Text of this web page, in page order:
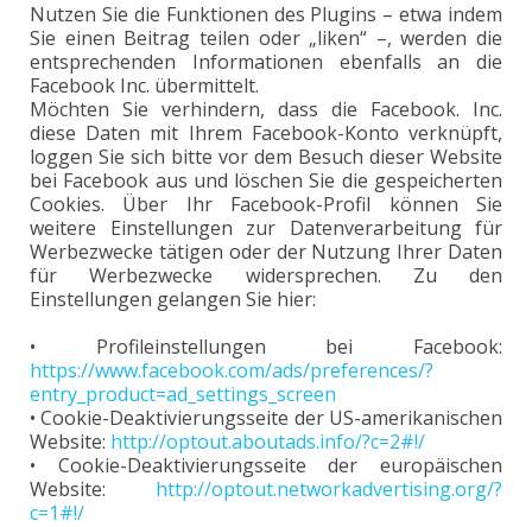
Nutzen Sie die Funktionen des Plugins – etwa indem
Sie einen Beitrag teilen oder „liken“ –, werden die
entsprechenden Informationen ebenfalls an die
Facebook Inc. übermittelt.
Möchten Sie verhindern, dass die Facebook. Inc.
diese Daten mit Ihrem Facebook-Konto verknüpft,
loggen Sie sich bitte vor dem Besuch dieser Website
bei Facebook aus und löschen Sie die gespeicherten
Cookies. Über Ihr Facebook-Profil können Sie
weitere Einstellungen zur Datenverarbeitung für
Werbezwecke tätigen oder der Nutzung Ihrer Daten
für Werbezwecke widersprechen. Zu den
Einstellungen gelangen Sie hier:
• Profileinstellungen bei Facebook:
https://www.facebook.com/ads/preferences/?
entry_product=ad_settings_screen
• Cookie-Deaktivierungsseite der US-amerikanischen
Website: http://optout.aboutads.info/?c=2#!/
• Cookie-Deaktivierungsseite der europäischen
Website: http://optout.networkadvertising.org/?
c=1#!/